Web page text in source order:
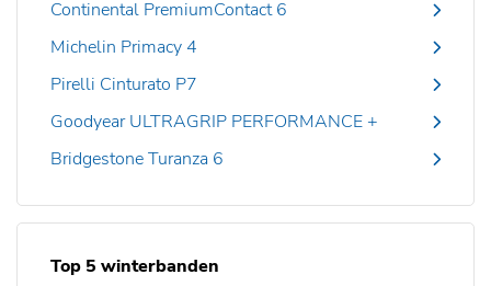
Continental PremiumContact 6
Michelin Primacy 4
Pirelli Cinturato P7
Goodyear ULTRAGRIP PERFORMANCE +
Bridgestone Turanza 6
Top 5 winterbanden